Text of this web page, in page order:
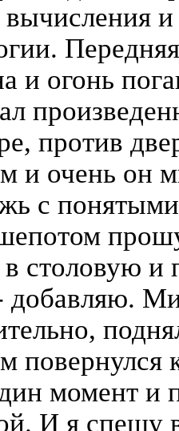
вычисления
и огонь
против
и очень он
с
столовую и
добавляю.
повернулся
момент и
И я спешу